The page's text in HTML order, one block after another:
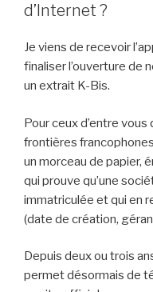
d’Internet ?
Je viens de recevoir
finaliser l’ouverture de
un extrait K-Bis.
Pour ceux d’entre vous
frontières
un morceau de papier,
qui prouve qu’une
immatriculée et qui en
(date de création,
Depuis deux ou trois
permet désormais de